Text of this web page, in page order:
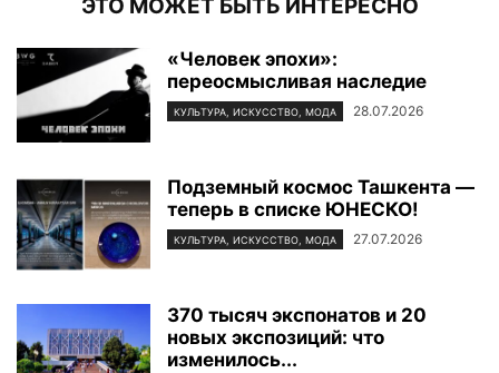
ЭТО МОЖЕТ БЫТЬ ИНТЕРЕСНО
«Человек эпохи»:
переосмысливая наследие
КУЛЬТУРА, ИСКУССТВО, МОДА 28.07.2026
Подземный космос Ташкента —
теперь в списке ЮНЕСКО!
КУЛЬТУРА, ИСКУССТВО, МОДА 27.07.2026
370 тысяч экспонатов и 20
новых экспозиций: что
изменилось...